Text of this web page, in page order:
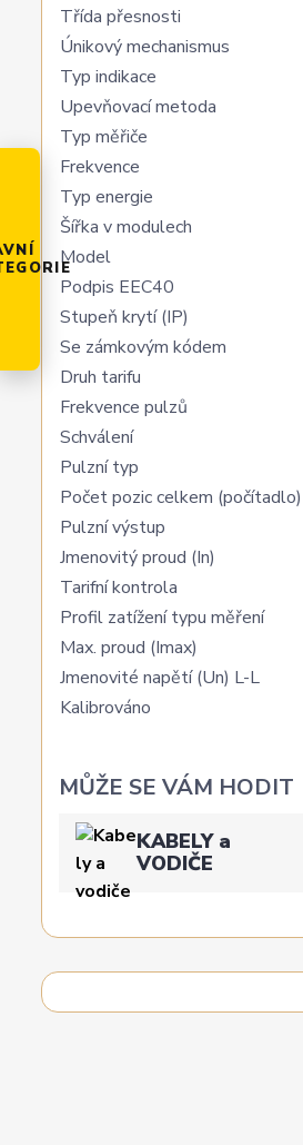
Třída přesnosti
Únikový mechanismus
Typ indikace
Upevňovací metoda
Typ měřiče
Frekvence
Typ energie
Šířka v modulech
Model
Podpis EEC40
Stupeň krytí (IP)
Se zámkovým kódem
Druh tarifu
Frekvence pulzů
Schválení
Pulzní typ
Počet pozic celkem (počítadlo)
Pulzní výstup
Jmenovitý proud (In)
Tarifní kontrola
Profil zatížení typu měření
Max. proud (Imax)
Jmenovité napětí (Un) L-L
Kalibrováno
MŮŽE SE VÁM HODIT
KABELY a
VODIČE